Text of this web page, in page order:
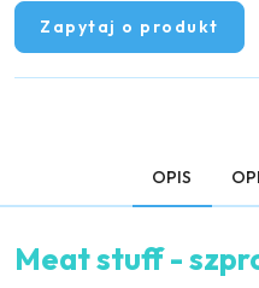
Zapytaj o produkt
OPIS
Meat stuff -